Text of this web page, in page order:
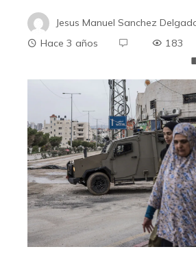
Jesus Manuel Sanchez
Hace 3 años
183